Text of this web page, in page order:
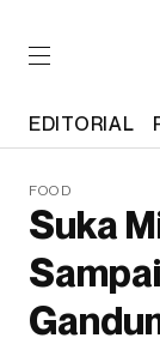
EDITORIAL
FOOD
Suka